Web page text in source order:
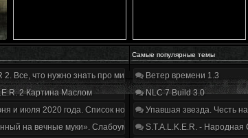
Самые популярные темы
2. Все, что нужно знать про мир, геймплей и сюжет | Разбор
2 Картина Маслом
и июля 2020 года. Список нововведений
на вечные муки». Слабоумие и отвага
Ветер времени 1.3
NLC 7 Build 3.0
Упавшая звезда. Честь
S.T.A.L.K.E.R. -